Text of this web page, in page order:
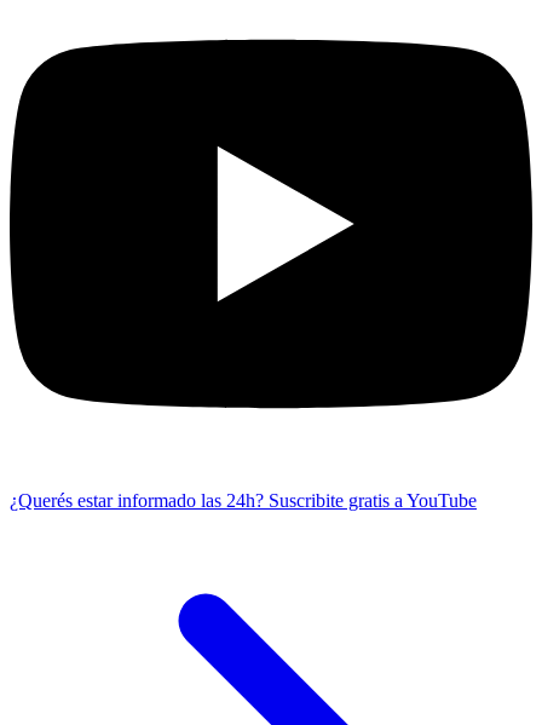
¿Querés estar informado las 24h? Suscribite gratis a YouTube